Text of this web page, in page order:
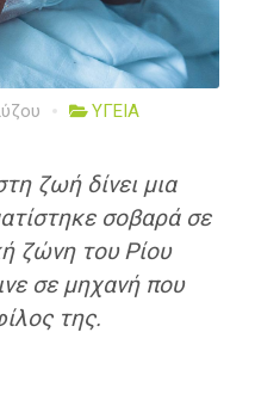
ΥΓΕΙΑ
ζωή δίνει μια
σοβαρά σε
ζώνη του Ρίου
σε μηχανή που
της.